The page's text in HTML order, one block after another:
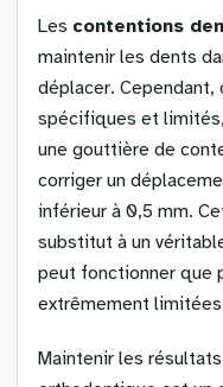
Les contentions
maintenir les dents
déplacer. Cependant,
spécifiques et
une gouttière de
corriger un
inférieur à 0,5 mm.
substitut à un
peut fonctionner que
extrêmement
Maintenir les